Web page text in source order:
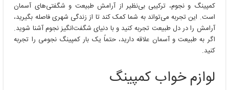
کمپینگ و نجوم، ترکیبی بی‌نظیر از آرامش طبیعت و شگفتی‌های آسمان
است. این تجربه می‌تواند به شما کمک کند تا از زندگی شهری فاصله بگیرید،
آرامش را در دل طبیعت تجربه کنید و با دنیای شگفت‌انگیز نجوم آشنا شوید.
اگر به طبیعت و آسمان علاقه دارید، حتماً یک بار کمپینگ نجومی را تجربه
کنید.
لوازم خواب کمپینگ